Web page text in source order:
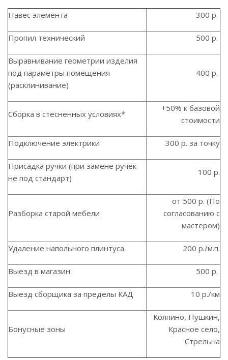
Навес элемента 300 р.
Пропил технический 500 р.
Выравнивание геометрии изделия
под параметры помещения
(расклинивание)
400 р.
Сборка в стесненных условиях*
+50% к базовой
стоимости
Подключение электрики 300 р. за точку
Присадка ручки (при замене ручек
не под стандарт)
100 р.
Разборка старой мебели
от 500 р. (По
согласованию с
мастером)
Удаление напольного плинтуса 200 р./м.п.
Выезд в магазин 500 р.
Выезд сборщика за пределы КАД 10 р./км
Бонусные зоны
Колпино, Пушкин,
Красное село,
Стрельна